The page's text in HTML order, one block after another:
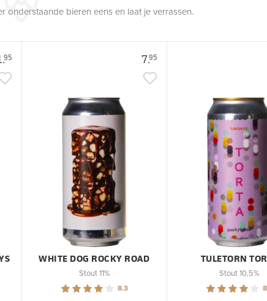
onderstaande bieren eens en laat je verrassen.
95 7.95
WHITE DOG ROCKY ROAD
Stout 11%
8.3
TULETORN
Stout 10,5%